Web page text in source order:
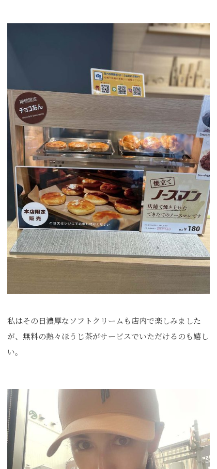
私はその日濃厚なソフトクリームも店内で楽しみました
が、無料の熱々ほうじ茶がサービスでいただけるのも嬉し
い。